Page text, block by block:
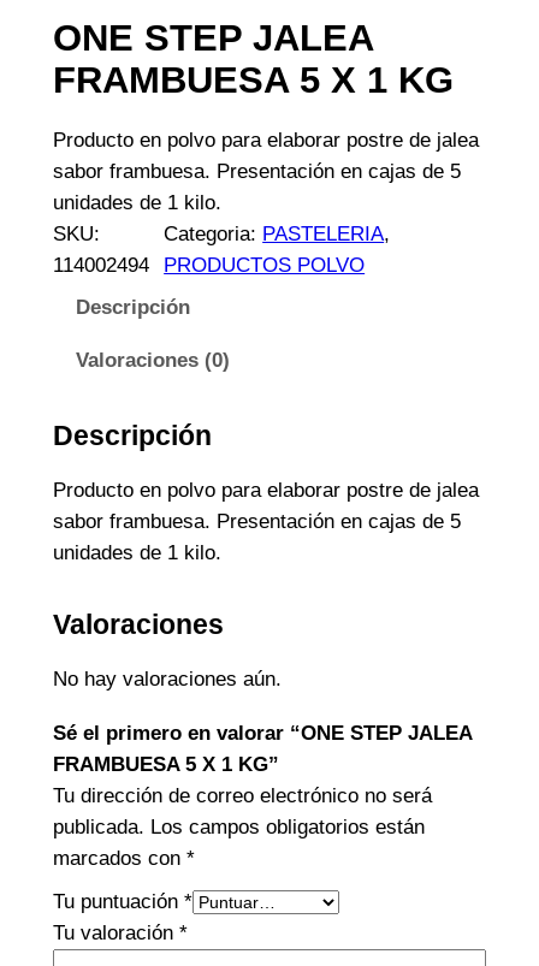
ONE STEP JALEA
FRAMBUESA 5 X 1 KG
Producto en polvo para elaborar postre de jalea
sabor frambuesa. Presentación en cajas de 5
unidades de 1 kilo.
SKU:
114002494
Categoria: PASTELERIA
PRODUCTOS POLVO
Descripción
Valoraciones (0)
Descripción
Producto en polvo para elaborar postre de jalea
sabor frambuesa. Presentación en cajas de 5
unidades de 1 kilo.
Valoraciones
No hay valoraciones aún.
Sé el primero en valorar “ONE STEP JALEA
FRAMBUESA 5 X 1 KG”
Tu dirección de correo electrónico no será
publicada. Los campos obligatorios están
marcados con *
Tu puntuación *
Tu valoración *